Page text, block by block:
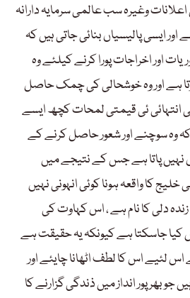
وغیرہ سب عالمی سرمایہ دارانہ
ایسی پالیسیاں بنائی جاتی ہیں کہ
اور اخراجات پورا کرنے کیلئے وہ
ہے اور وہ خوشحالی کی چمک حاصل
انتہائی ئی قیمتی لمحات کچھ ایسے
وہ سوچنے اور شعور حاصل کرنے کے
نہیں پاتا ہے جس کے نتیجے میں
کا واقعہ ہونا کوئی انہونی نہیں
دلی کا نام ہے ، اس کہاوت کی
کیا جاسکتا ہے کیونکہ یہ حقیقت ہے
لئیے اس کا لطف اٹھانا چایئے اور
بھر پور انداز میں ذندگی گزارنے کا